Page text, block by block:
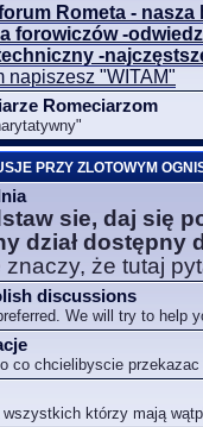
Rometa - nasza
forowiczów -
-
napiszesz "WITAM"
Romeciarzom
PRZY ZLOTOWYM
sie, daj się
dział dostępny
znaczy, że tutaj
discussions
We will try to help
co chcielibyscie przekazac
wszystkich którzy mają